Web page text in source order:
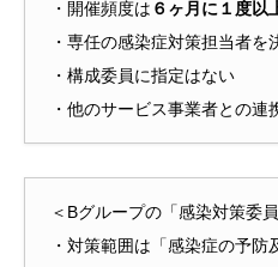
・開催頻度は ６ヶ月に１度以
・専任の感染症対策担当者を
・構成委員に指定はない
・他のサービス事業者との連
＜Bグループの「感染対策委
・対策範囲は「感染症の予防